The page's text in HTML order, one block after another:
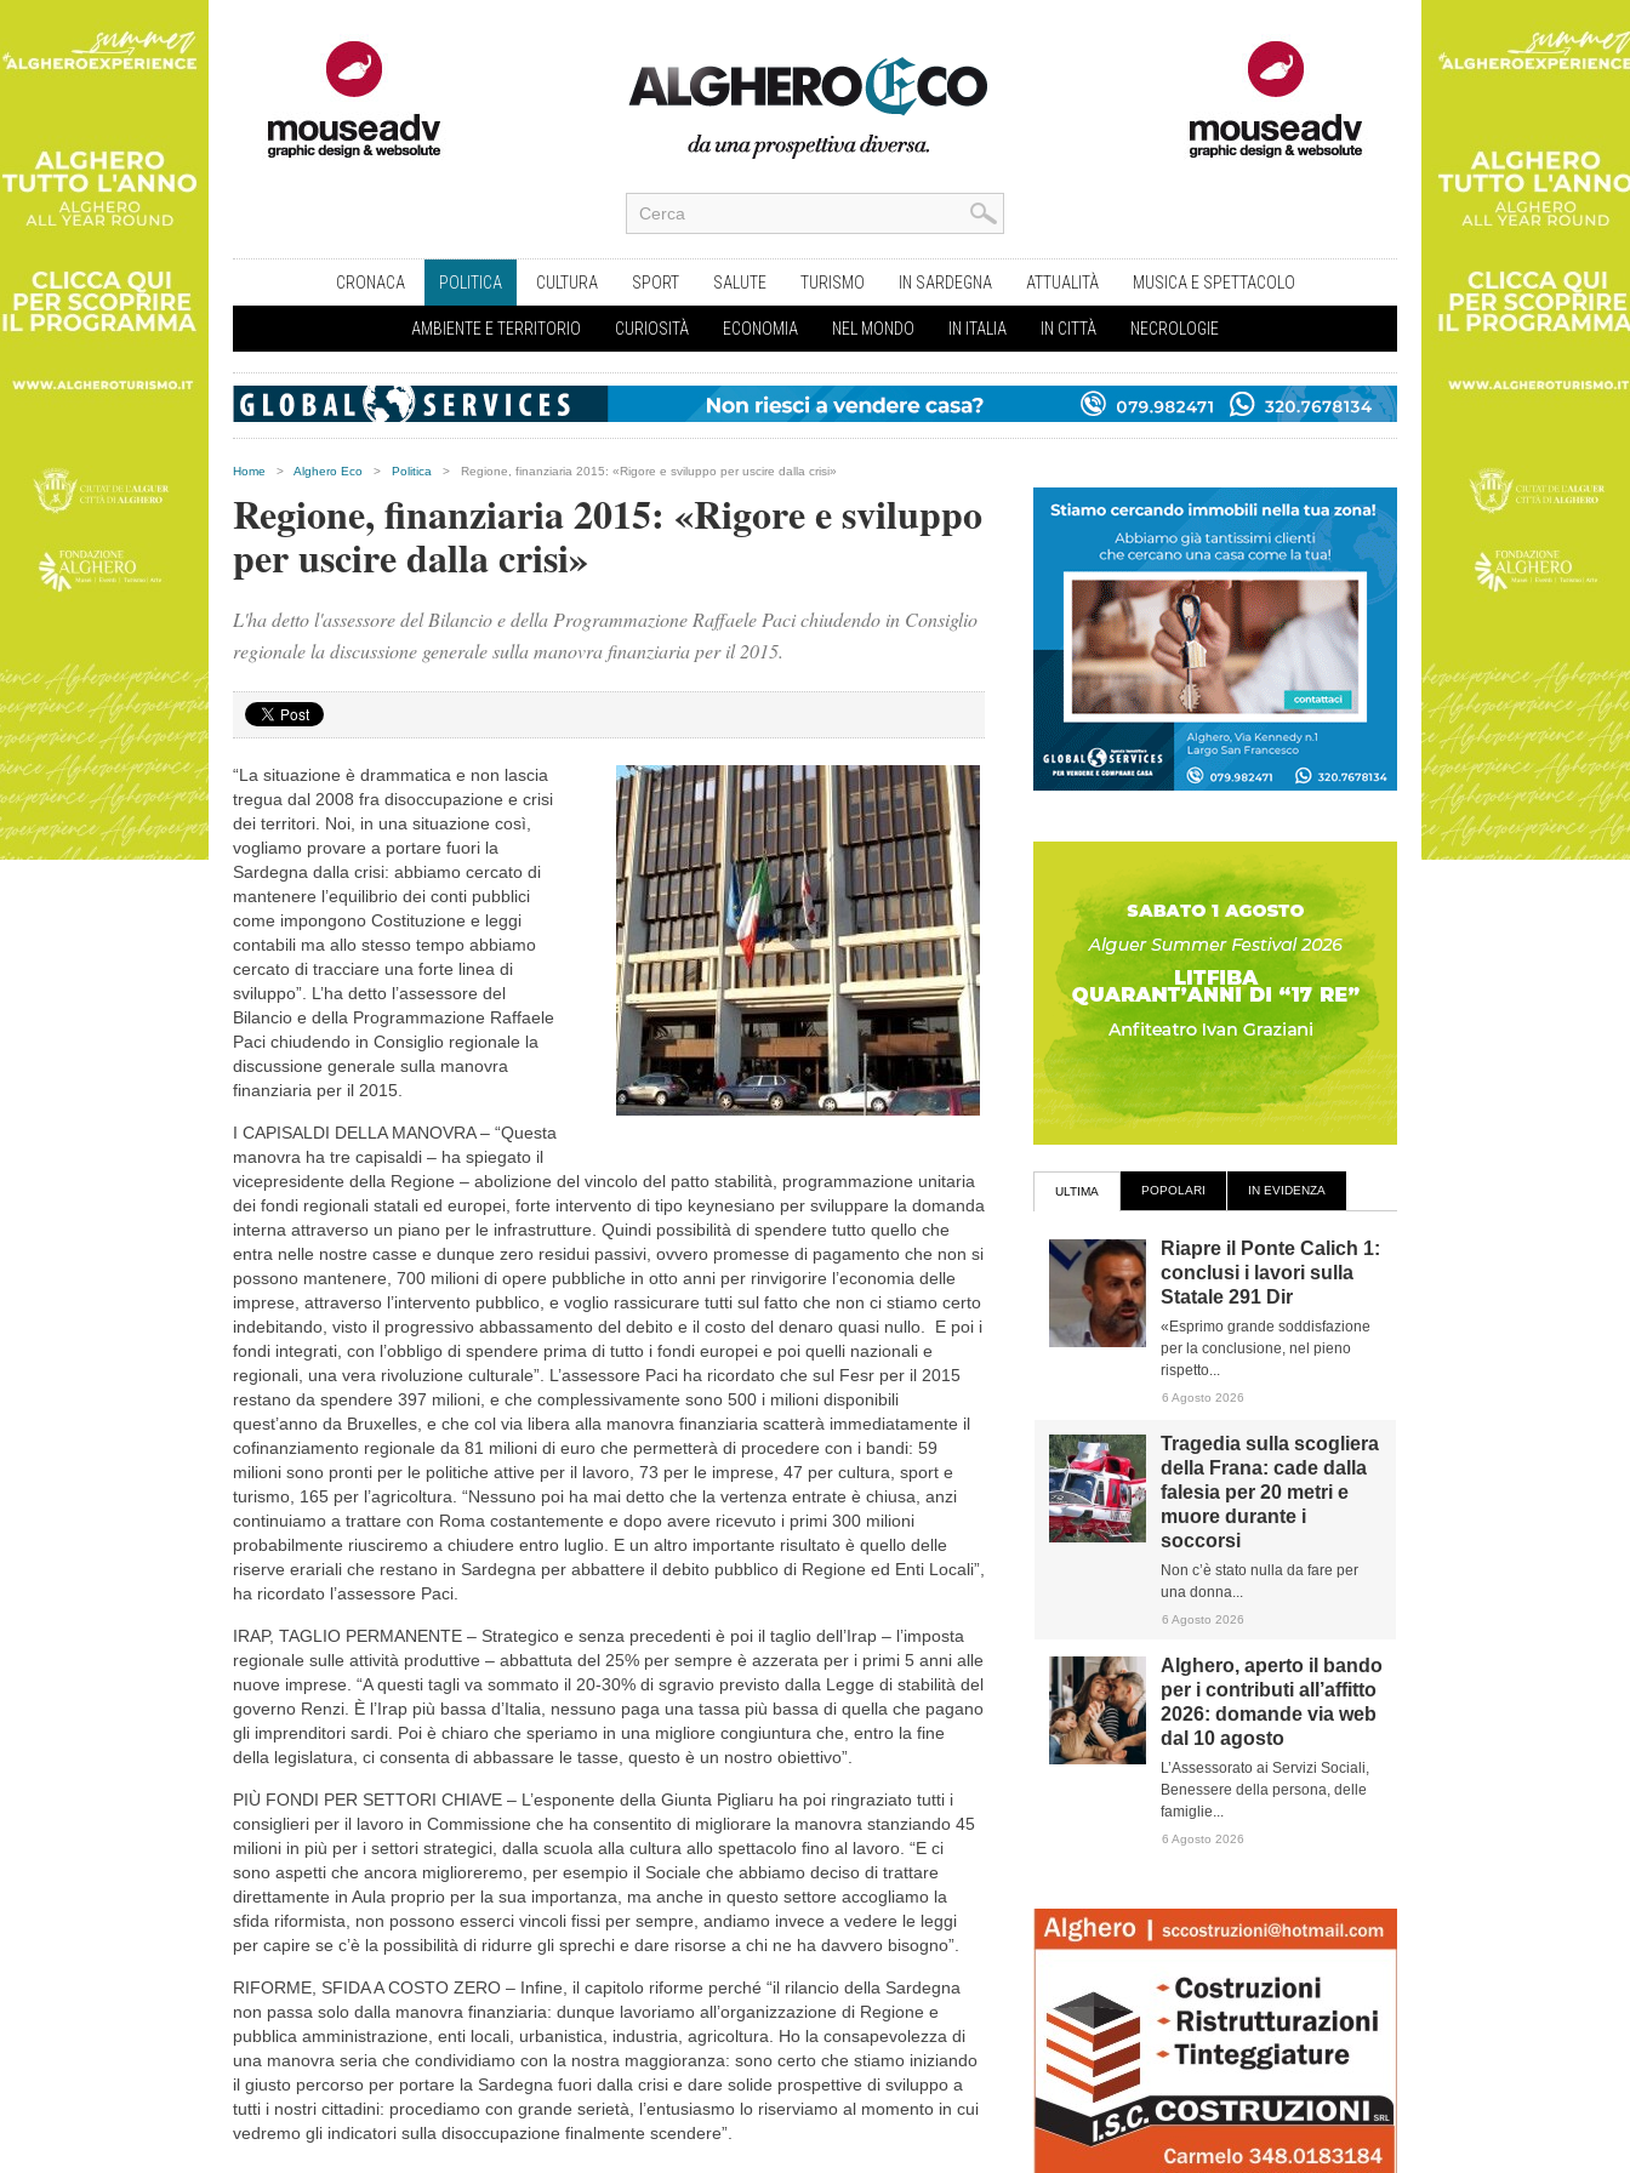
CRONACA POLITICA CULTURA SPORT SALUTE TURISMO IN SARDEGNA ATTUALITÀ MUSICA E SPETTACOLO
AMBIENTE E TERRITORIO CURIOSITÀ ECONOMIA NEL MONDO IN ITALIA IN CITTÀ NECROLOGIE
Home > Alghero Eco > Politica > Regione, finanziaria 2015: «Rigore e sviluppo per uscire dalla crisi»
Regione, finanziaria 2015: «Rigore e sviluppo
per uscire dalla crisi»
L'ha detto l'assessore del Bilancio e della Programmazione Raffaele Paci chiudendo in Consiglio
regionale la discussione generale sulla manovra finanziaria per il 2015.
“La situazione è drammatica e non lascia
tregua dal 2008 fra disoccupazione e crisi
dei territori. Noi, in una situazione così,
vogliamo provare a portare fuori la
Sardegna dalla crisi: abbiamo cercato di
mantenere l’equilibrio dei conti pubblici
come impongono Costituzione e leggi
contabili ma allo stesso tempo abbiamo
cercato di tracciare una forte linea di
sviluppo”. L’ha detto l’assessore del
Bilancio e della Programmazione Raffaele
Paci chiudendo in Consiglio regionale la
discussione generale sulla manovra
finanziaria per il 2015.
I CAPISALDI DELLA MANOVRA – “Questa
manovra ha tre capisaldi – ha spiegato il
vicepresidente della Regione – abolizione del vincolo del patto stabilità, programmazione unitaria
dei fondi regionali statali ed europei, forte intervento di tipo keynesiano per sviluppare la domanda
interna attraverso un piano per le infrastrutture. Quindi possibilità di spendere tutto quello che
entra nelle nostre casse e dunque zero residui passivi, ovvero promesse di pagamento che non si
possono mantenere, 700 milioni di opere pubbliche in otto anni per rinvigorire l’economia delle
imprese, attraverso l’intervento pubblico, e voglio rassicurare tutti sul fatto che non ci stiamo certo
indebitando, visto il progressivo abbassamento del debito e il costo del denaro quasi nullo. E poi i
fondi integrati, con l’obbligo di spendere prima di tutto i fondi europei e poi quelli nazionali e
regionali, una vera rivoluzione culturale”. L’assessore Paci ha ricordato che sul Fesr per il 2015
restano da spendere 397 milioni, e che complessivamente sono 500 i milioni disponibili
quest’anno da Bruxelles, e che col via libera alla manovra finanziaria scatterà immediatamente il
cofinanziamento regionale da 81 milioni di euro che permetterà di procedere con i bandi: 59
milioni sono pronti per le politiche attive per il lavoro, 73 per le imprese, 47 per cultura, sport e
turismo, 165 per l’agricoltura. “Nessuno poi ha mai detto che la vertenza entrate è chiusa, anzi
continuiamo a trattare con Roma costantemente e dopo avere ricevuto i primi 300 milioni
probabilmente riusciremo a chiudere entro luglio. E un altro importante risultato è quello delle
riserve erariali che restano in Sardegna per abbattere il debito pubblico di Regione ed Enti Locali”,
ha ricordato l’assessore Paci.
IRAP, TAGLIO PERMANENTE – Strategico e senza precedenti è poi il taglio dell’Irap – l’imposta
regionale sulle attività produttive – abbattuta del 25% per sempre è azzerata per i primi 5 anni alle
nuove imprese. “A questi tagli va sommato il 20-30% di sgravio previsto dalla Legge di stabilità del
governo Renzi. È l’Irap più bassa d’Italia, nessuno paga una tassa più bassa di quella che pagano
gli imprenditori sardi. Poi è chiaro che speriamo in una migliore congiuntura che, entro la fine
della legislatura, ci consenta di abbassare le tasse, questo è un nostro obiettivo”.
PIÙ FONDI PER SETTORI CHIAVE – L’esponente della Giunta Pigliaru ha poi ringraziato tutti i
consiglieri per il lavoro in Commissione che ha consentito di migliorare la manovra stanziando 45
milioni in più per i settori strategici, dalla scuola alla cultura allo spettacolo fino al lavoro. “E ci
sono aspetti che ancora miglioreremo, per esempio il Sociale che abbiamo deciso di trattare
direttamente in Aula proprio per la sua importanza, ma anche in questo settore accogliamo la
sfida riformista, non possono esserci vincoli fissi per sempre, andiamo invece a vedere le leggi
per capire se c’è la possibilità di ridurre gli sprechi e dare risorse a chi ne ha davvero bisogno”.
RIFORME, SFIDA A COSTO ZERO – Infine, il capitolo riforme perché “il rilancio della Sardegna
non passa solo dalla manovra finanziaria: dunque lavoriamo all’organizzazione di Regione e
pubblica amministrazione, enti locali, urbanistica, industria, agricoltura. Ho la consapevolezza di
una manovra seria che condividiamo con la nostra maggioranza: sono certo che stiamo iniziando
il giusto percorso per portare la Sardegna fuori dalla crisi e dare solide prospettive di sviluppo a
tutti i nostri cittadini: procediamo con grande serietà, l’entusiasmo lo riserviamo al momento in cui
vedremo gli indicatori sulla disoccupazione finalmente scendere”.
ULTIMA POPOLARI IN EVIDENZA
Riapre il Ponte Calich 1:
conclusi i lavori sulla
Statale 291 Dir
«Esprimo grande soddisfazione
per la conclusione, nel pieno
rispetto...
6 Agosto 2026
Tragedia sulla scogliera
della Frana: cade dalla
falesia per 20 metri e
muore durante i
soccorsi
Non c’è stato nulla da fare per
una donna...
6 Agosto 2026
Alghero, aperto il bando
per i contributi all’affitto
2026: domande via web
dal 10 agosto
L’Assessorato ai Servizi Sociali,
Benessere della persona, delle
famiglie...
6 Agosto 2026